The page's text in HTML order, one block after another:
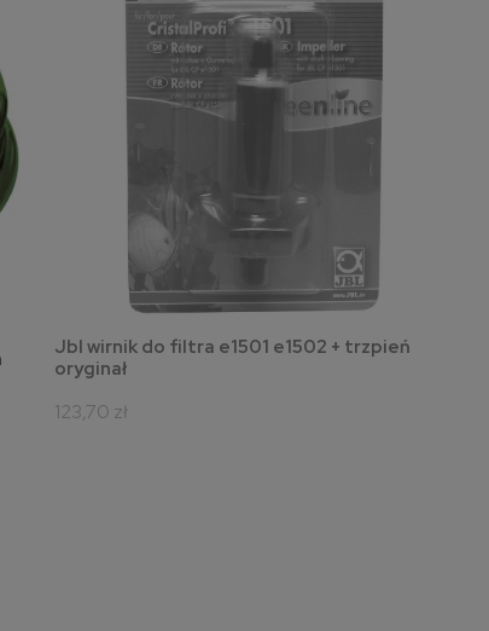
powiadom o dostępności
Jbl wirnik do filtra e1501 e1502 + trzpień
oryginał
123,70 zł